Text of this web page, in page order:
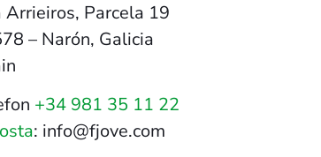
Arrieiros, Parcela 19
– Narón, Galicia
+34 981 35 11 22
: info@fjove.com